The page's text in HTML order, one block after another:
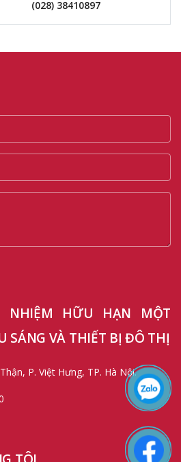
(028) 38410897
NHIỆM HỮU HẠN MỘT
SÁNG VÀ THIẾT BỊ ĐÔ THỊ
P. Việt Hưng, TP. Hà Nội.